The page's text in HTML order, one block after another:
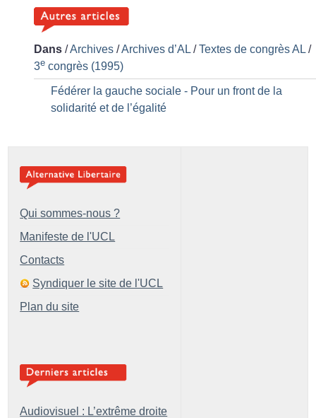
Dans /Archives /Archives d’AL /Textes de congrès AL /
3e congrès (1995)
Fédérer la gauche sociale - Pour un front de la
solidarité et de l’égalité
Qui sommes-nous ?
Manifeste de l'UCL
Contacts
Syndiquer le site de l'UCL
Plan du site
Audiovisuel : L’extrême droite